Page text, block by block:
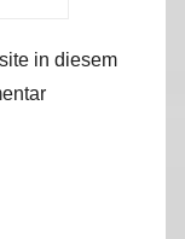
in diesem